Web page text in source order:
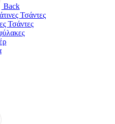
Back
Τσάντες
Τσάντες